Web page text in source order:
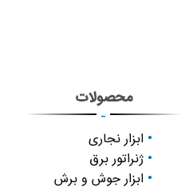
محصولات
-
ابزار نجاری
ژنراتور برق
ابزار جوش و برش